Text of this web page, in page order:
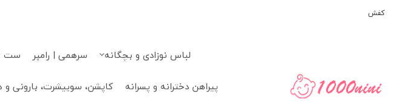
کفش
لباس نوزادی و بچگانه سرهمی | رامپر ست
پیراهن دخترانه و پسرانه
کاپشن، سوییشرت، بارونی